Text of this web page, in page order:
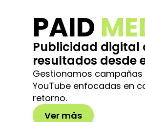
PAID
Publicidad digital
resultados desde
Gestionamos campañas
YouTube enfocadas en
retorno.
Ver más